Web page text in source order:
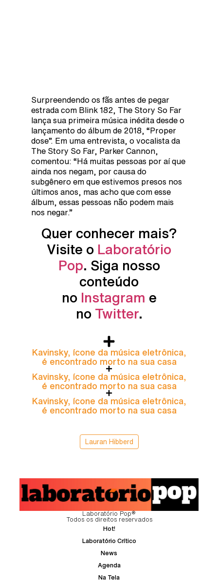
Surpreendendo os fãs antes de pegar
estrada com Blink 182, The Story So Far
lança sua primeira música inédita desde o
lançamento do álbum de 2018, “Proper
dose”. Em uma entrevista, o vocalista da
The Story So Far, Parker Cannon,
comentou: “Há muitas pessoas por aí que
ainda nos negam, por causa do
subgênero em que estivemos presos nos
últimos anos, mas acho que com esse
álbum, essas pessoas não podem mais
nos negar.”
Quer conhecer mais?
Visite o Laboratório
Pop. Siga nosso
conteúdo
no Instagram e
no Twitter.
Kavinsky, ícone da música eletrônica,
é encontrado morto na sua casa
Kavinsky, ícone da música eletrônica,
é encontrado morto na sua casa
Kavinsky, ícone da música eletrônica,
é encontrado morto na sua casa
Lauran Hibberd
Laboratório Pop®
Todos os direitos reservados
Hot!
Laboratório Crítico
News
Agenda
Na Tela